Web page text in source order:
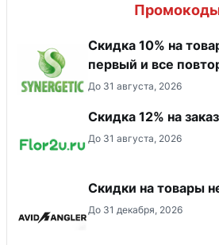
Скидка 10% на
первый и все
До 31 августа, 2026
Скидка 12% на заказ
До 31 августа, 2026
Скидки на товары
До 31 декабря, 2026